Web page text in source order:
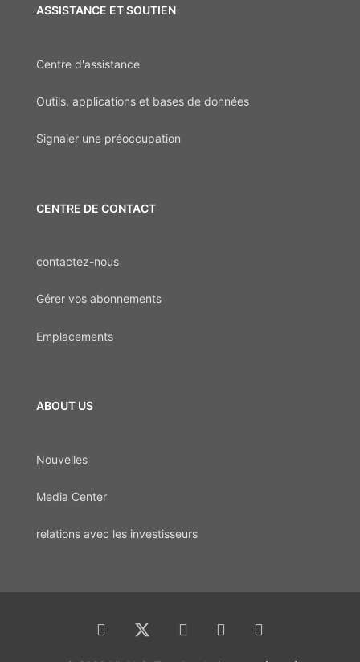
ASSISTANCE ET SOUTIEN
Centre d'assistance
Outils, applications et bases de données
Signaler une préoccupation
CENTRE DE CONTACT
contactez-nous
Gérer vos abonnements
Emplacements
ABOUT US
Nouvelles
Media Center
relations avec les investisseurs